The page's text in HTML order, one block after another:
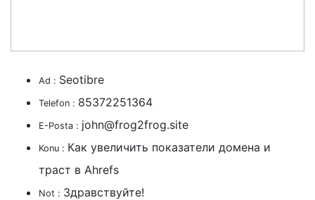
Ad : Seotibre
Telefon : 85372251364
E-Posta : john@frog2frog.site
Konu : Как увеличить показатели домена и
траст в Ahrefs
Not : Здравствуйте!